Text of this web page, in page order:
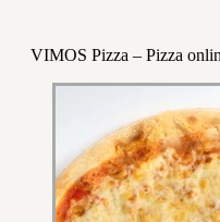
VIMOS Pizza – Pizza